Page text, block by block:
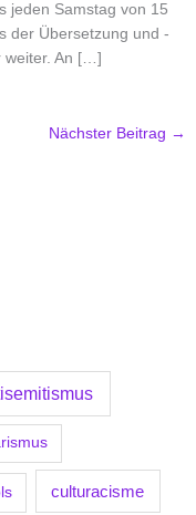
culturacisme
jeden Samstag von 15
der Übersetzung und
weiter. An […]
Nächster Beitrag →